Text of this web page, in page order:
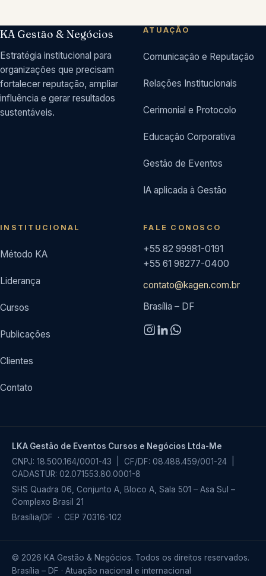
KA Gestão & Negócios
Estratégia institucional para
organizações que precisam
fortalecer reputação, ampliar
influência e gerar resultados
sustentáveis.
ATUAÇÃO
Comunicação e Reputação
Relações Institucionais
Cerimonial e Protocolo
Educação Corporativa
Gestão de Eventos
IA aplicada à Gestão
INSTITUCIONAL
Método KA
Liderança
Cursos
Publicações
Clientes
Contato
FALE CONOSCO
+55 82 99981-0191
+55 61 98277-0400
contato@kagen.com.br
Brasília – DF
LKA Gestão de Eventos Cursos e Negócios Ltda-Me
CNPJ: 18.500.164/0001-43 | CF/DF: 08.488.459/001-24 |
CADASTUR: 02.071553.80.0001-8
SHS Quadra 06, Conjunto A, Bloco A, Sala 501 – Asa Sul –
Complexo Brasil 21
Brasília/DF · CEP 70316-102
© 2026 KA Gestão & Negócios. Todos os direitos reservados.
Brasília – DF · Atuação nacional e internacional